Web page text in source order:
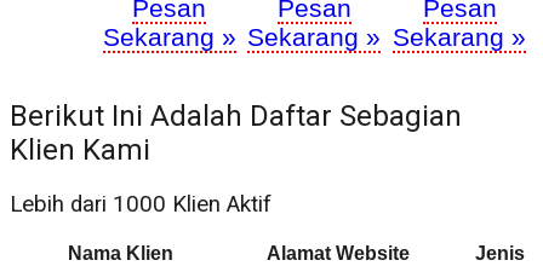
Pesan
Sekarang »
Pesan
Sekarang »
Pesan
Sekarang »
Berikut Ini Adalah Daftar Sebagian
Klien Kami
Lebih dari 1000 Klien Aktif
Nama Klien Alamat Website
Jenis